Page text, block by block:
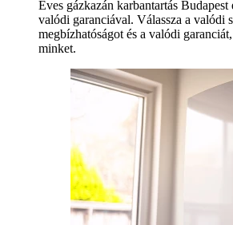
Éves gázkazán karbantartás Budapest
valódi garanciával. Válassza a valódi
megbízhatóságot és a valódi
minket.